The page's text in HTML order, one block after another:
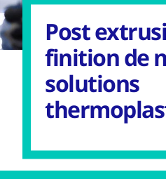
Post
finition de
solutions